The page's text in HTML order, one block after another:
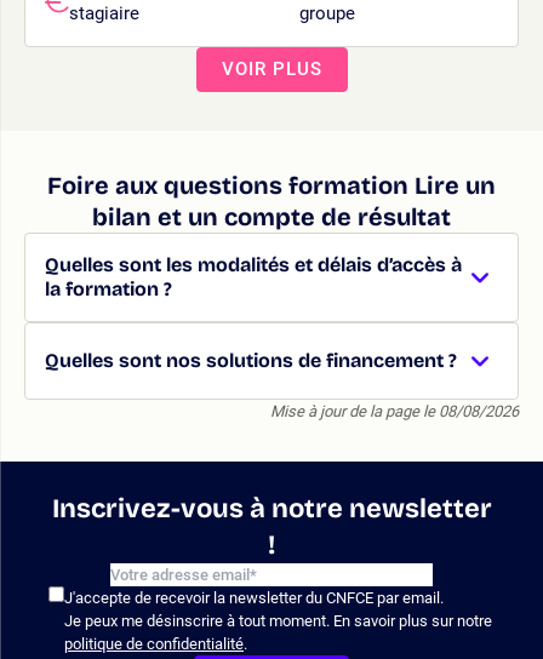
stagiaire
groupe
VOIR PLUS
Foire aux questions formation Lire un
bilan et un compte de résultat
Quelles sont les modalités et délais d’accès à
la formation ?
Quelles sont nos solutions de financement ?
Mise à jour de la page le 08/08/2026
Inscrivez-vous à notre newsletter
!
J'accepte de recevoir la newsletter du CNFCE par email.
Je peux me désinscrire à tout moment. En savoir plus sur notre
politique de confidentialité.